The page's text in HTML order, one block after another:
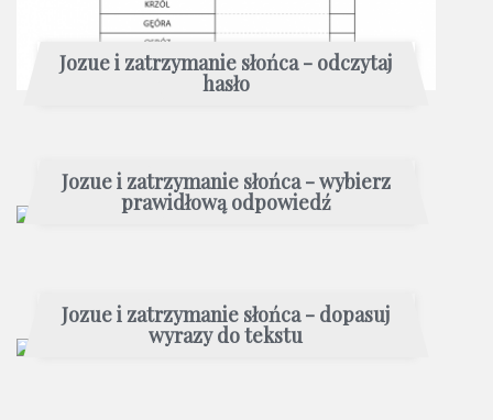
Jozue i zatrzymanie słońca - odczytaj
hasło
Jozue i zatrzymanie słońca - wybierz
prawidłową odpowiedź
Jozue i zatrzymanie słońca - dopasuj
wyrazy do tekstu